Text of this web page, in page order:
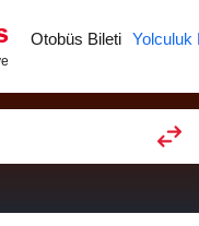
Otobüs Bileti Yolculuk